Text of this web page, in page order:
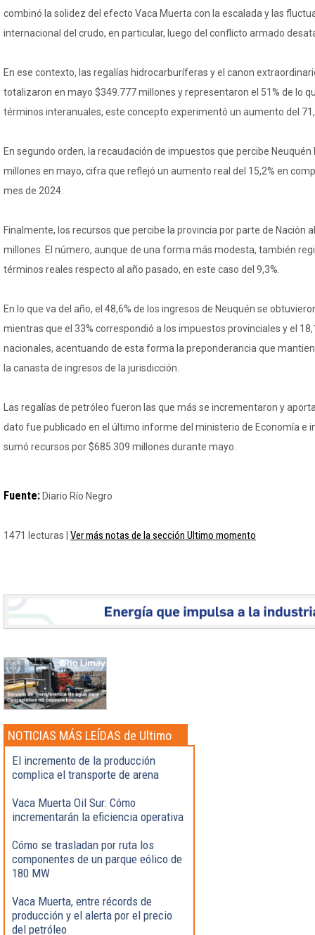
combinó la solidez del efecto Vaca Muerta con la escalada y las
internacional del crudo, en particular, luego del conflicto armado
En ese contexto, las regalías hidrocarburíferas y el canon
totalizaron en mayo $349.777 millones y representaron el 51% de lo
términos interanuales, este concepto experimentó un aumento del
En segundo orden, la recaudación de impuestos que percibe Neuquén
millones en mayo, cifra que reflejó un aumento real del 15,2% en
mes de 2024.
Finalmente, los recursos que percibe la provincia por parte de Nación
millones. El número, aunque de una forma más modesta, también
términos reales respecto al año pasado, en este caso del 9,3%.
En lo que va del año, el 48,6% de los ingresos de Neuquén se
mientras que el 33% correspondió a los impuestos provinciales y el
nacionales, acentuando de esta forma la preponderancia que
la canasta de ingresos de la jurisdicción.
Las regalías de petróleo fueron las que más se incrementaron y
dato fue publicado en el último informe del ministerio de Economía e
sumó recursos por $685.309 millones durante mayo.
Fuente: Diario Río Negro
1471 lecturas | Ver más notas de la sección Ultimo momento
NOTICIAS MÁS LEÍDAS de Ultimo
momento
El incremento de la producción
complica el transporte de arena
Vaca Muerta Oil Sur: Cómo
incrementarán la eficiencia operativa
Cómo se trasladan por ruta los
componentes de un parque eólico de
180 MW
Vaca Muerta, entre récords de
producción y el alerta por el precio
del petróleo